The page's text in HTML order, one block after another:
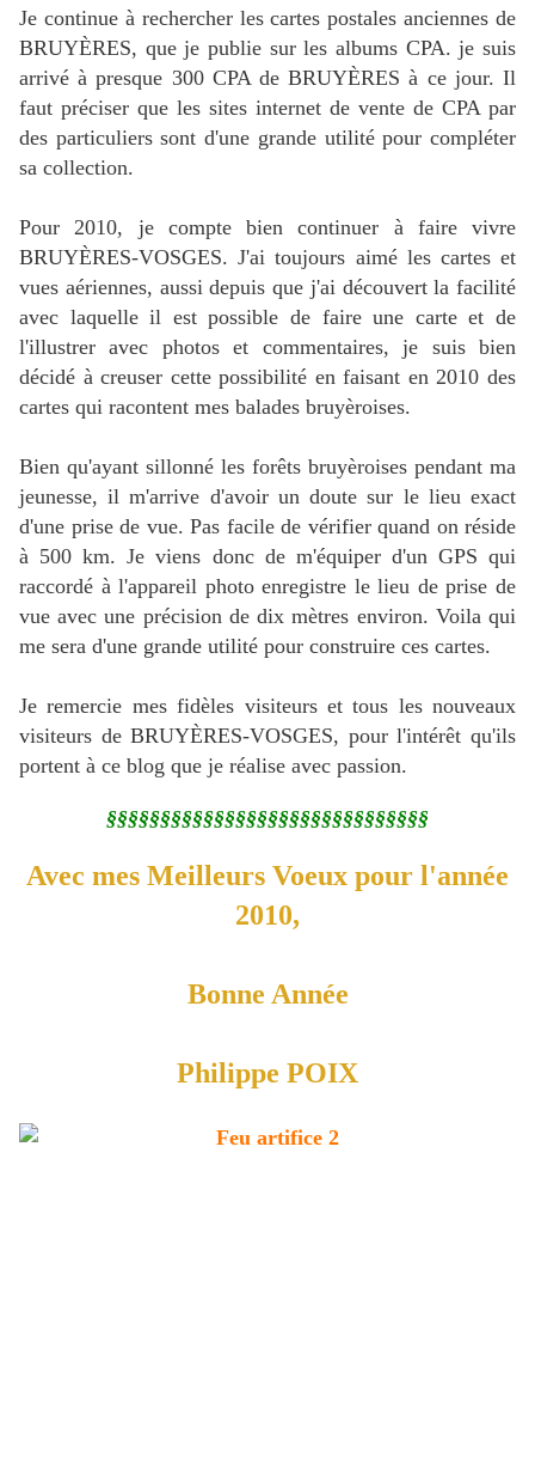
Je continue à rechercher les cartes postales anciennes de
BRUYÈRES, que je publie sur les albums CPA. je suis
arrivé à presque 300 CPA de BRUYÈRES à ce jour. Il
faut préciser que les sites internet de vente de CPA par
des particuliers sont d'une grande utilité pour compléter
sa collection.
Pour 2010, je compte bien continuer à faire vivre
BRUYÈRES-VOSGES. J'ai toujours aimé les cartes et
vues aériennes, aussi depuis que j'ai découvert la facilité
avec laquelle il est possible de faire une carte et de
l'illustrer avec photos et commentaires, je suis bien
décidé à creuser cette possibilité en faisant en 2010 des
cartes qui racontent mes balades bruyèroises.
Bien qu'ayant sillonné les forêts bruyèroises pendant ma
jeunesse, il m'arrive d'avoir un doute sur le lieu exact
d'une prise de vue. Pas facile de vérifier quand on réside
à 500 km. Je viens donc de m'équiper d'un GPS qui
raccordé à l'appareil photo enregistre le lieu de prise de
vue avec une précision de dix mètres environ. Voila qui
me sera d'une grande utilité pour construire ces cartes.
Je remercie mes fidèles visiteurs et tous les nouveaux
visiteurs de BRUYÈRES-VOSGES, pour l'intérêt qu'ils
portent à ce blog que je réalise avec passion.
§§§§§§§§§§§§§§§§§§§§§§§§§§§§§§
Avec mes Meilleurs Voeux pour l'année
2010,
Bonne Année
Philippe POIX